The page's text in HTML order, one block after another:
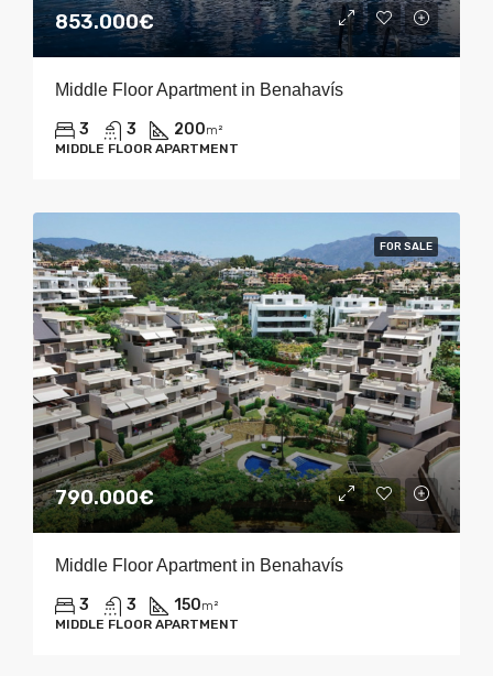
853.000€
Middle Floor Apartment in Benahavís
3 3 200m²
MIDDLE FLOOR APARTMENT
FOR SALE
790.000€
Middle Floor Apartment in Benahavís
3 3 150m²
MIDDLE FLOOR APARTMENT